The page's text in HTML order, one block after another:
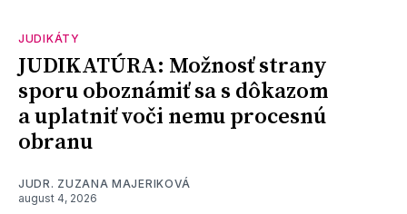
JUDIKÁTY
JUDIKATÚRA: Možnosť strany
sporu oboznámiť sa s dôkazom
a uplatniť voči nemu procesnú
obranu
JUDR. ZUZANA MAJERIKOVÁ
august 4, 2026